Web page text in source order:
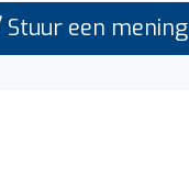
Stuur een mening